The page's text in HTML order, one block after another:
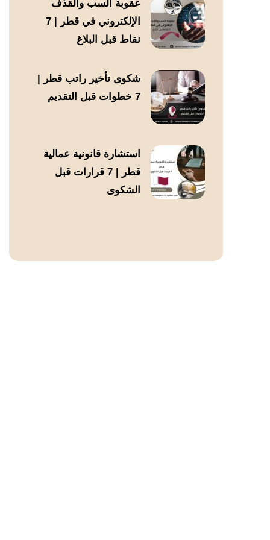
عقوبة السب والقذف
الإلكتروني في قطر | 7
نقاط قبل البلاغ
شكوى تأخير راتب قطر |
7 خطوات قبل التقديم
استشارة قانونية عمالية
قطر | 7 قرارات قبل
الشكوى